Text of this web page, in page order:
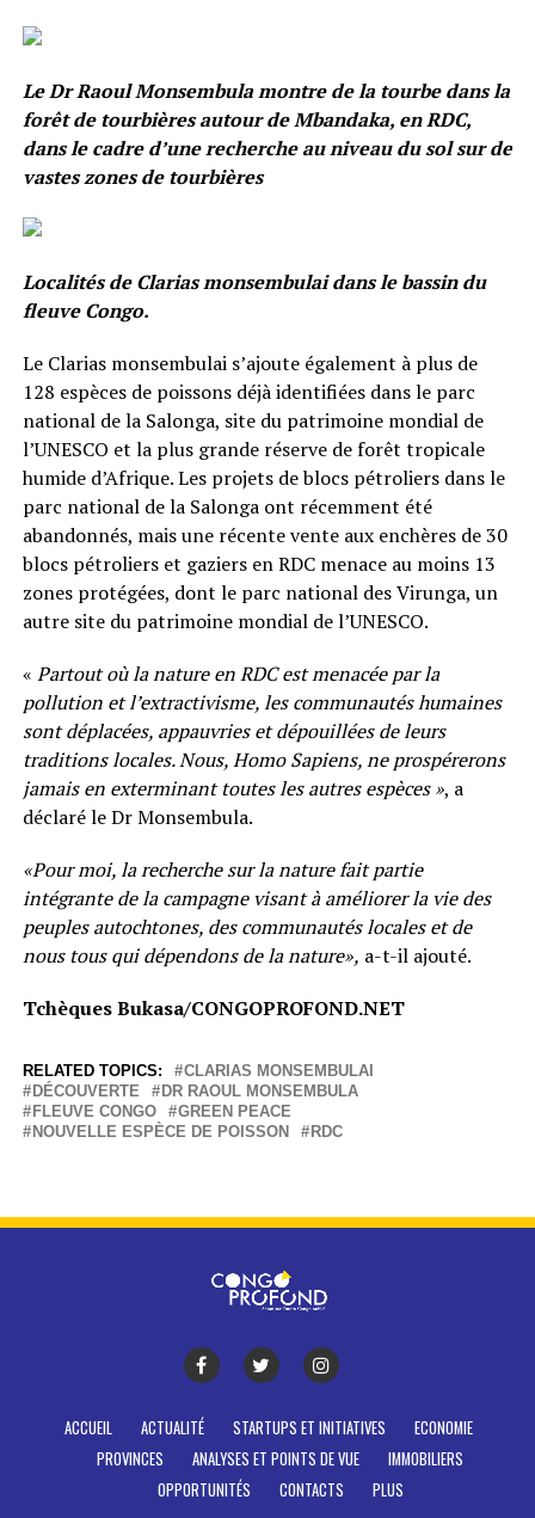
Le Dr Raoul Monsembula montre de la tourbe dans la
forêt de tourbières autour de Mbandaka, en RDC,
dans le cadre d’une recherche au niveau du sol sur de
vastes zones de tourbières
Localités de Clarias monsembulai dans le bassin du
fleuve Congo.
Le Clarias monsembulai s’ajoute également à plus de
128 espèces de poissons déjà identifiées dans le parc
national de la Salonga, site du patrimoine mondial de
l’UNESCO et la plus grande réserve de forêt tropicale
humide d’Afrique. Les projets de blocs pétroliers dans le
parc national de la Salonga ont récemment été
abandonnés, mais une récente vente aux enchères de 30
blocs pétroliers et gaziers en RDC menace au moins 13
zones protégées, dont le parc national des Virunga, un
autre site du patrimoine mondial de l’UNESCO.
« Partout où la nature en RDC est menacée par la
pollution et l’extractivisme, les communautés humaines
sont déplacées, appauvries et dépouillées de leurs
traditions locales. Nous, Homo Sapiens, ne prospérerons
jamais en exterminant toutes les autres espèces », a
déclaré le Dr Monsembula.
«Pour moi, la recherche sur la nature fait partie
intégrante de la campagne visant à améliorer la vie des
peuples autochtones, des communautés locales et de
nous tous qui dépendons de la nature», a-t-il ajouté.
Tchèques Bukasa/CONGOPROFOND.NET
RELATED TOPICS:
CLARIAS MONSEMBULAI
DÉCOUVERTE
DR RAOUL MONSEMBULA
FLEUVE CONGO
GREEN PEACE
NOUVELLE ESPÈCE DE POISSON
RDC
ACCUEIL ACTUALITÉ STARTUPS ET INITIATIVES
ECONOMIE
PROVINCES
ANALYSES ET POINTS DE VUE
IMMOBILIERS
OPPORTUNITÉS
CONTACTS PLUS